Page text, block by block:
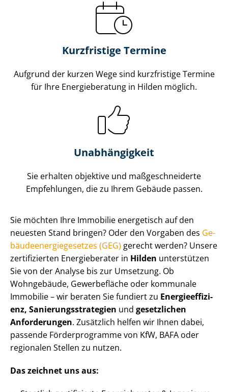
Kurzfristige Termine
Aufgrund der kurzen Wege sind kurzfristige Termine
für Ihre Energieberatung in Hilden möglich.
Unabhängigkeit
Sie erhalten objektive und maß­ge­schnei­der­te
Empfehlungen, die zu Ihrem Gebäude passen.
Sie möchten Ihre Immobilie energetisch auf den
neuesten Stand bringen? Oder den Vorgaben des Ge­
bäu­de­en­er­gie­ge­set­zes (GEG) gerecht werden? Unsere
zertifizierten Energieberater in Hilden unterstützen
Sie von der Analyse bis zur Umsetzung. Ob
Wohngebäude, Gewerbefläche oder kommunale
Immobilie – wir beraten Sie fundiert zu En­er­gie­ef­fi­zi­
enz, Sa­nie­rungs­stra­te­gien und gesetzlichen
Anforderungen. Zusätzlich helfen wir Ihnen dabei,
passende Förderprogramme von KfW, BAFA oder
regionalen Stellen zu nutzen.
Das zeichnet uns aus: